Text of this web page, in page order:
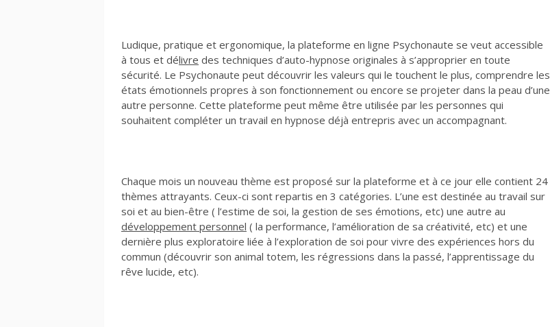
Ludique, pratique et ergonomique, la plateforme en ligne Psychonaute se veut accessible
à tous et délivre des techniques d’auto-hypnose originales à s’approprier en toute
sécurité. Le Psychonaute peut découvrir les valeurs qui le touchent le plus, comprendre les
états émotionnels propres à son fonctionnement ou encore se projeter dans la peau d’une
autre personne. Cette plateforme peut même être utilisée par les personnes qui
souhaitent compléter un travail en hypnose déjà entrepris avec un accompagnant.
Chaque mois un nouveau thème est proposé sur la plateforme et à ce jour elle contient 24
thèmes attrayants. Ceux-ci sont repartis en 3 catégories. L’une est destinée au travail sur
soi et au bien-être ( l’estime de soi, la gestion de ses émotions, etc) une autre au
développement personnel ( la performance, l’amélioration de sa créativité, etc) et une
dernière plus exploratoire liée à l’exploration de soi pour vivre des expériences hors du
commun (découvrir son animal totem, les régressions dans la passé, l’apprentissage du
rêve lucide, etc).